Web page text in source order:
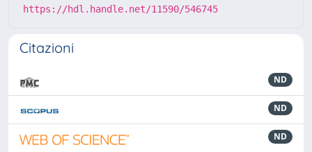
https://hdl.handle.net/11590/546745
Citazioni
ND
ND
ND